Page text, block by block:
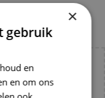
binnen
×
gebruik
en
en om ons